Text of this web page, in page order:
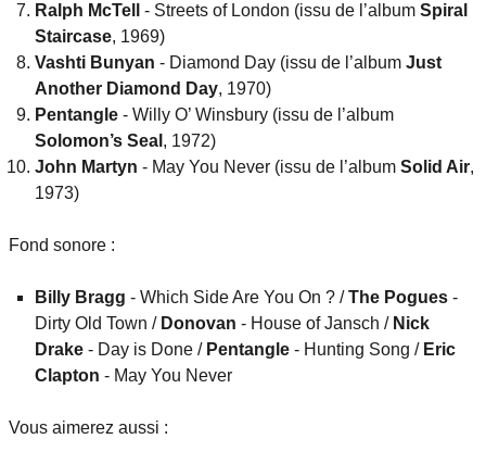
Ralph McTell
- Streets of London (issu de l’album Spiral
Staircase, 1969)
Vashti Bunyan - Diamond Day (issu de l’album Just
Another Diamond Day, 1970)
Pentangle - Willy O’ Winsbury (issu de l’album
Solomon’s Seal , 1972)
John Martyn - May You Never (issu de l’album Solid Air,
1973)
Fond sonore :
Billy Bragg - Which Side Are You On ? /The Pogues -
Dirty Old Town / Donovan - House of Jansch / Nick
Drake - Day is Done / Pentangle - Hunting Song / Eric
Clapton - May You Never
Vous aimerez aussi :